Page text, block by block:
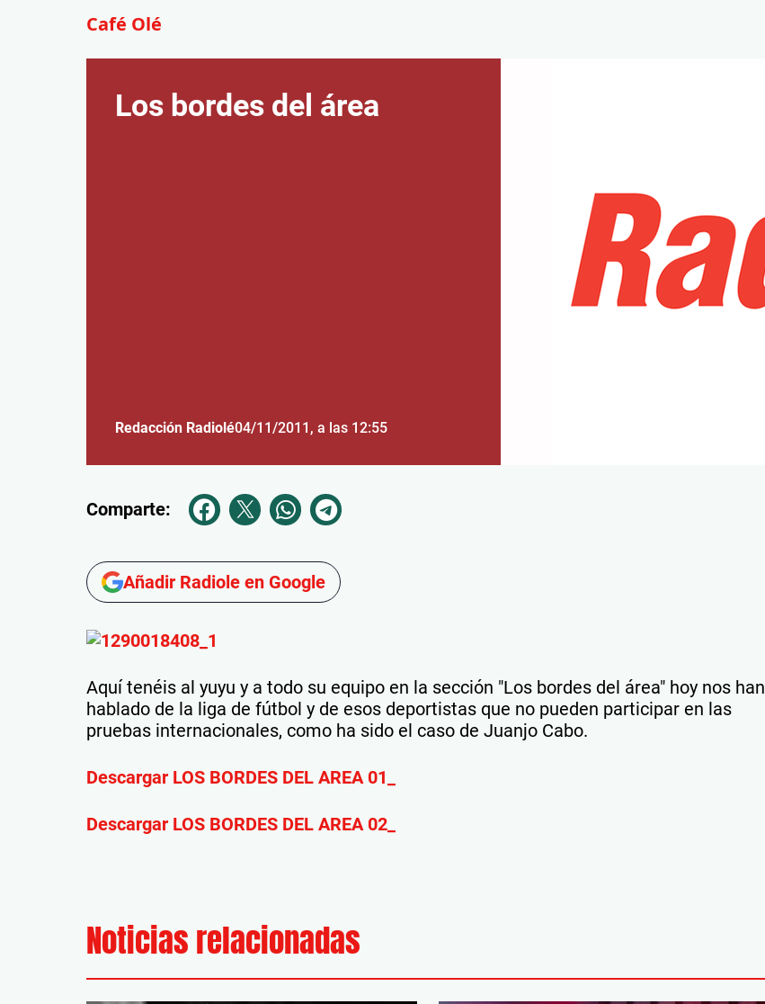
Café Olé
Los bordes del área
Redacción Radiolé04/11/2011 , a las 12:55
Comparte:
Añadir Radiole en Google
Aquí tenéis al yuyu y a todo su equipo en la sección "Los bordes del área" hoy nos han
hablado de la liga de fútbol y de esos deportistas que no pueden participar en las
pruebas internacionales, como ha sido el caso de Juanjo Cabo.
Descargar LOS BORDES DEL AREA 01_
Descargar LOS BORDES DEL AREA 02_
Noticias relacionadas